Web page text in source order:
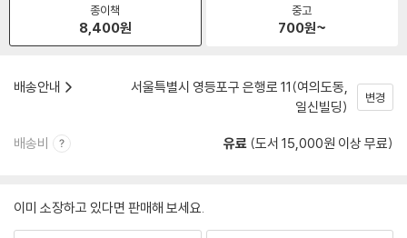
종이책
8,400원
중고
700원~
배송안내
서울특별시 영등포구 은행로 11(여의도동,
일신빌딩)
변경
배송비 유료 (도서 15,000원 이상 무료)
이미 소장하고 있다면 판매해 보세요.